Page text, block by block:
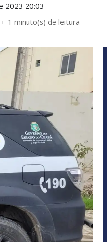
2023 20:03
1 minuto(s) de leitura